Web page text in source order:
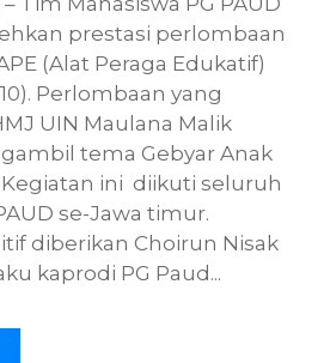
prestasi perlombaan
(Alat Peraga Edukatif)
Perlombaan yang
UIN Maulana Malik
tema Gebyar Anak
Kegiatan ini diikuti seluruh
se-Jawa timur.
diberikan Choirun Nisak
kaprodi PG Paud...